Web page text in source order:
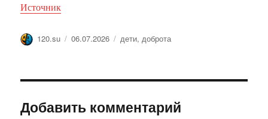
Источник
Автор
120.su Опубликовано
06.07.2026 Метки
дети,доброта
Добавить комментарий